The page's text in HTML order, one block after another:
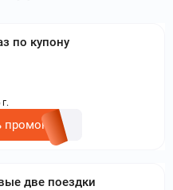
по купону
две поездки